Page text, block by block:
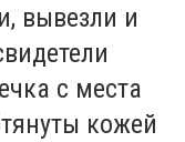
вывезли и
с места
кожей